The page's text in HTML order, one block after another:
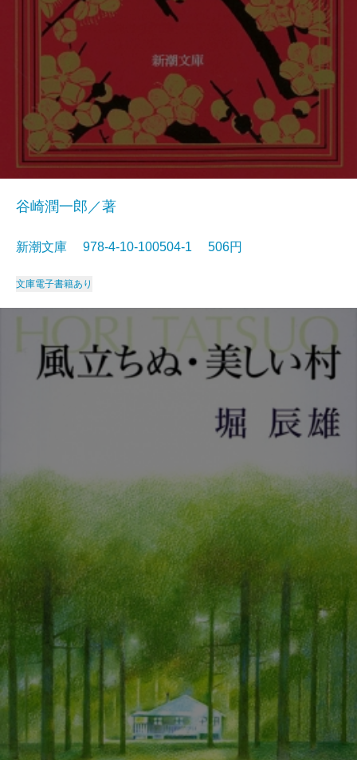
谷崎潤一郎／著
新潮文庫 978-4-10-100504-1 506円
文庫電子書籍あり